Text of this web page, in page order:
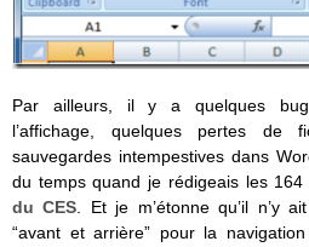
Par ailleurs, il y a quelques
l’affichage, quelques pertes de
sauvegardes intempestives dans
du temps quand je rédigeais les 164
du CES. Et je m’étonne qu’il n’y
“avant et arrière” pour la